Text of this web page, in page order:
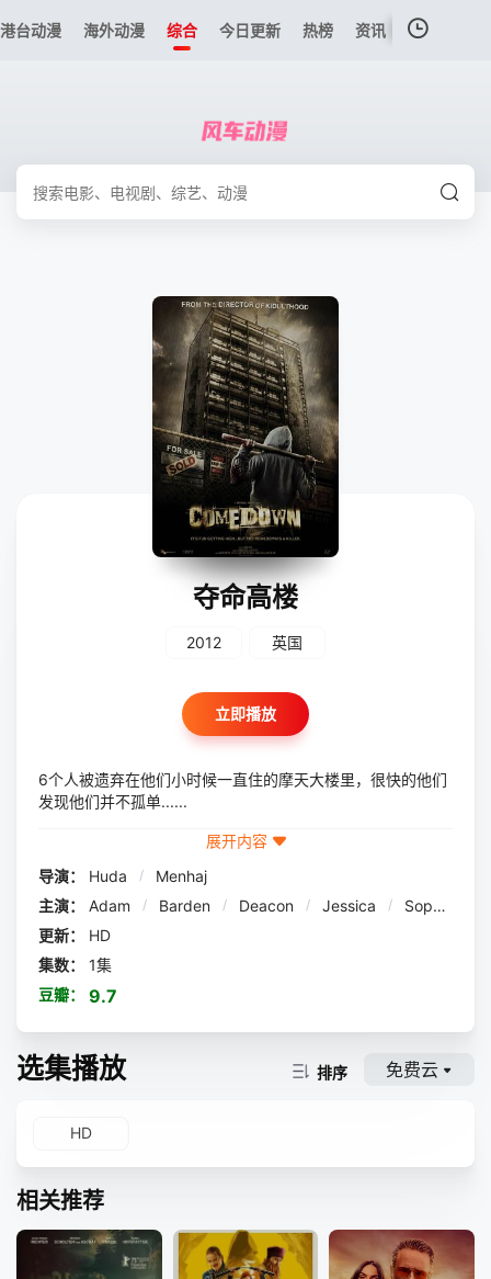
港台动漫 海外动漫 综合 今日更新 热榜 资讯
夺命高楼
2012 英国
立即播放
6个人被遗弃在他们小时候一直住的摩天大楼里，很快的他们
发现他们并不孤单......
展开内容
导演：
Huda /
Menhaj
主演：
Adam / Barden / Deacon / Jessica / Sophie
更新：
HD
集数：
1集
豆瓣：
9.7
选集播放 排序 免费云
HD
相关推荐